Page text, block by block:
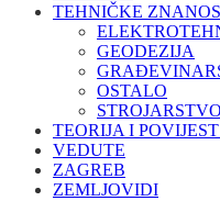
TEHNIČKE
GEODEZIJA
OSTALO
STROJARSTVO
TEORIJA I
VEDUTE
ZAGREB
ZEMLJOVIDI